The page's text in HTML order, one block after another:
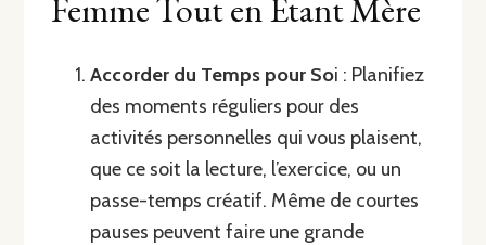
Femme Tout en Étant Mère
Accorder du Temps pour Soi : Planifiez
des moments réguliers pour des
activités personnelles qui vous plaisent,
que ce soit la lecture, l’exercice, ou un
passe-temps créatif. Même de courtes
pauses peuvent faire une grande